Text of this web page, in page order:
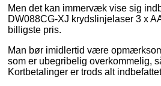
Men det kan immervæk vise sig
DW088CG-XJ krydslinjelaser 3 x
billigste pris.
Man bør imidlertid være
som er ubegribelig overkommelig,
Kortbetalinger er trods alt